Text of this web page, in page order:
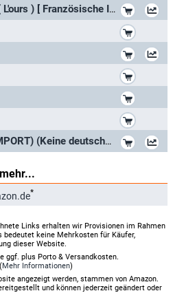
Der Bär / The Bear (1988) ( L'ours ) [ Französische Import ]
Ours, L' [DVD] [Region 2] (IMPORT) (Keine deutsche Version)
*
Links erhalten wir Provisionen im Rahmen
keine Mehrkosten für Käufer,
dieser Website.
ggf. plus Porto & Versandkosten.
Mehr Informationen)
angezeigt werden, stammen von Amazon.
und können jederzeit geändert oder